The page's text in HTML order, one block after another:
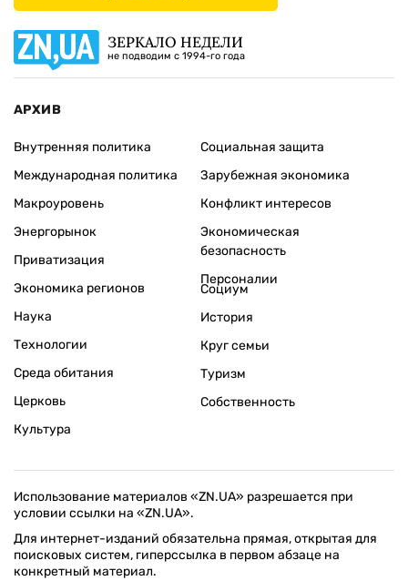
ЗЕРКАЛО НЕДЕЛИ
не подводим с 1994-го года
АРХИВ
Внутренняя политика
Международная политика
Макроуровень
Энергорынок
Приватизация
Экономика регионов
Социальная защита
Зарубежная экономика
Конфликт интересов
Экономическая
безопасность
Персоналии
Наука
Технологии
Среда обитания
Церковь
Культура
Социум
История
Круг семьи
Туризм
Собственность
Использование материалов «ZN.UA» разрешается при
условии ссылки на «ZN.UA».
Для интернет-изданий обязательна прямая, открытая для
поисковых систем, гиперссылка в первом абзаце на
конкретный материал.